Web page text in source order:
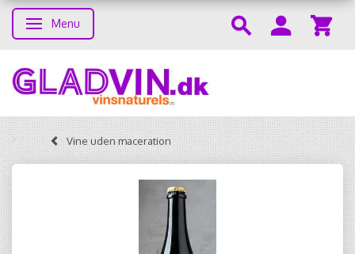
Toggle navigation
Menu
Vine uden maceration